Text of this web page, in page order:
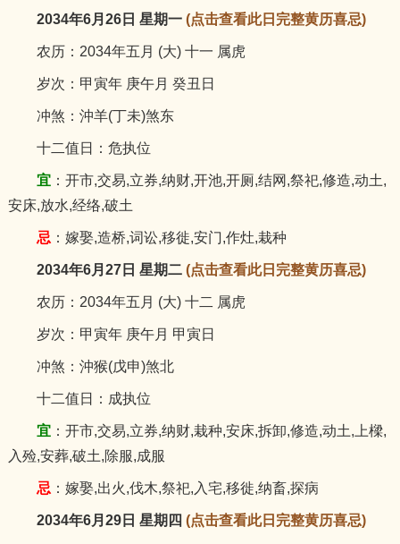
2034年6月26日 星期一 (点击查看此日完整黄历喜忌)
农历：2034年五月 (大) 十一 属虎
岁次：甲寅年 庚午月 癸丑日
冲煞：沖羊(丁未)煞东
十二值日：危执位
宜：开市,交易,立券,纳财,开池,开厕,结网,祭祀,修造,动土,
安床,放水,经络,破土
忌 ：嫁娶,造桥,词讼,移徙,安门,作灶,栽种
2034年6月27日 星期二 (点击查看此日完整黄历喜忌)
农历：2034年五月 (大) 十二 属虎
岁次：甲寅年 庚午月 甲寅日
冲煞：沖猴(戊申)煞北
十二值日：成执位
宜：开市,交易,立券,纳财,栽种,安床,拆卸,修造,动土,上樑,
入殓,安葬,破土,除服,成服
忌 ：嫁娶,出火,伐木,祭祀,入宅,移徙,纳畜,探病
2034年6月29日 星期四 (点击查看此日完整黄历喜忌)